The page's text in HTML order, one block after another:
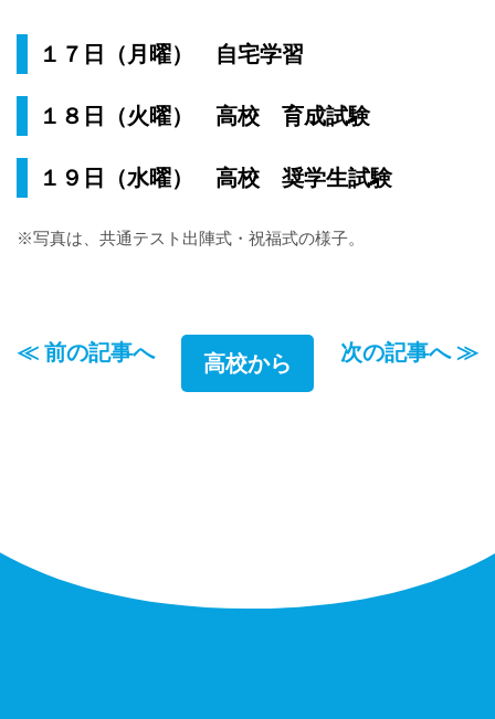
１７日（月曜） 自宅学習
１８日（火曜） 高校 育成試験
１９日（水曜） 高校 奨学生試験
※写真は、共通テスト出陣式・祝福式の様子。
≪ 前の記事へ 高校から 次の記事へ ≫